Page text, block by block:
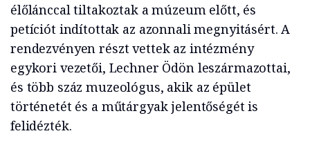
élőlánccal tiltakoztak a múzeum előtt, és
petíciót indítottak az azonnali megnyitásért. A
rendezvényen részt vettek az intézmény
egykori vezetői, Lechner Ödön leszármazottai,
és több száz muzeológus, akik az épület
történetét és a műtárgyak jelentőségét is
felidézték.